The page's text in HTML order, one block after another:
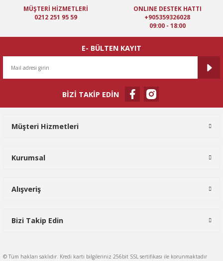
MÜŞTERİ HİZMETLERİ
0212 251 95 59
ONLINE DESTEK HATTI
+905359326028
09:00 - 18:00
E- BÜLTEN KAYIT
BİZİ TAKİP EDİN
Müşteri Hizmetleri
Kurumsal
Alışveriş
Bizi Takip Edin
© Tüm hakları saklıdır. Kredi kartı bilgileriniz 256bit SSL sertifikası ile korunmaktadır